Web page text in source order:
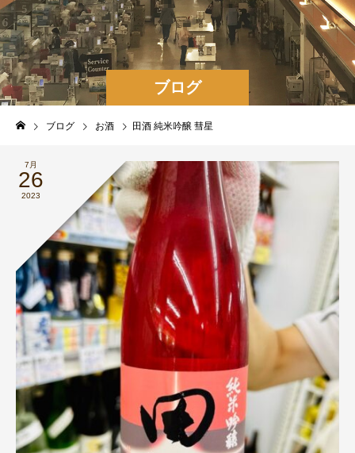
ブログ
ブログ お酒 田酒 純米吟醸 彗星
7月
26
2023